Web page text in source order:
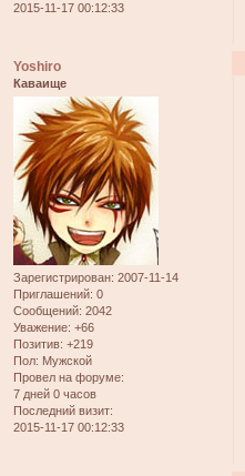
2015-11-17 00:12:33
Yoshiro
Каваище
Зарегистрирован: 2007-11-14
Приглашений: 0
Сообщений: 2042
Уважение: +66
Позитив: +219
Пол: Мужской
Провел на форуме:
7 дней 0 часов
Последний визит:
2015-11-17 00:12:33